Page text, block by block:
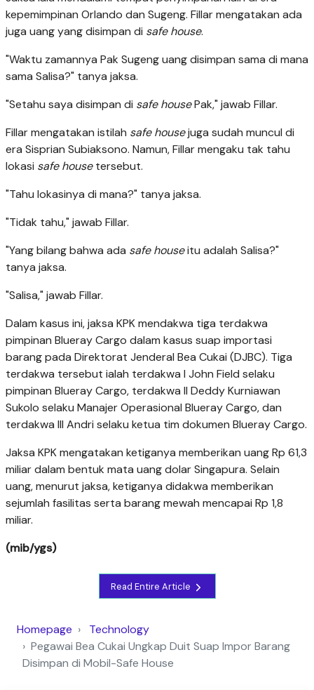
kepemimpinan Orlando dan Sugeng. Fillar mengatakan ada
juga uang yang disimpan di safe house.
"Waktu zamannya Pak Sugeng uang disimpan sama di mana
sama Salisa?" tanya jaksa.
"Setahu saya disimpan di safe housePak," jawab Fillar.
Fillar mengatakan istilah safe housejuga sudah muncul di
era Sisprian Subiaksono. Namun, Fillar mengaku tak tahu
lokasi safe housetersebut.
"Tahu lokasinya di mana?" tanya jaksa.
"Tidak tahu," jawab Fillar.
"Yang bilang bahwa ada safe houseitu adalah Salisa?"
tanya jaksa.
"Salisa," jawab Fillar.
Dalam kasus ini, jaksa KPK mendakwa tiga terdakwa
pimpinan Blueray Cargo dalam kasus suap importasi
barang pada Direktorat Jenderal Bea Cukai (DJBC). Tiga
terdakwa tersebut ialah terdakwa I John Field selaku
pimpinan Blueray Cargo, terdakwa II Deddy Kurniawan
Sukolo selaku Manajer Operasional Blueray Cargo, dan
terdakwa III Andri selaku ketua tim dokumen Blueray Cargo.
Jaksa KPK mengatakan ketiganya memberikan uang Rp 61,3
miliar dalam bentuk mata uang dolar Singapura. Selain
uang, menurut jaksa, ketiganya didakwa memberikan
sejumlah fasilitas serta barang mewah mencapai Rp 1,8
miliar.
(mib/ygs)
Read Entire Article
Homepage
Technology
Pegawai Bea Cukai Ungkap Duit Suap Impor Barang
Disimpan di Mobil-Safe House